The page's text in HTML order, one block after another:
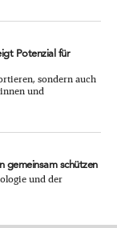
Potenzial für
sondern auch
und
gemeinsam schützen
und der